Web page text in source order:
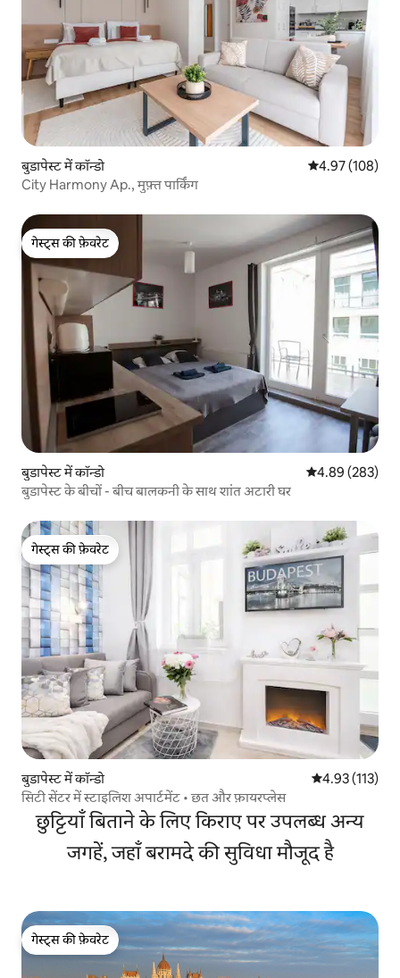
बुडापेस्ट में कॉन्डो औसत रेटिंग 5 में से
4.97 (108)
City Harmony Ap., मुफ़्त पार्किंग
गेस्ट्स की फ़ेवरेट
गेस्ट्स की फ़ेवरेट
बुडापेस्ट में कॉन्डो औसत रेटिंग 5 में से
4.89 (283)
बुडापेस्ट के बीचों - बीच बालकनी के साथ शांत अटारी घर
गेस्ट्स की फ़ेवरेट
गेस्ट्स की फ़ेवरेट
बुडापेस्ट में कॉन्डो औसत रेटिंग 5 में से
4.93 (113)
सिटी सेंटर में स्टाइलिश अपार्टमेंट • छत और फ़ायरप्लेस
छुट्टियाँ बिताने के लिए किराए पर उपलब्ध अन्य
जगहें, जहाँ बरामदे की सुविधा मौजूद है
गेस्ट्स की फ़ेवरेट
गेस्ट्स की फ़ेवरेट